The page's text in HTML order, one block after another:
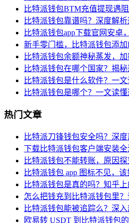
比特派钱包BTM充值提现遇
比特派钱包靠谱吗？深度解
比特派钱包app下载官网安卓
新手零门槛，比特派钱包添
比特派钱包余额神秘蒸发，
比特派钱包在哪个国家？揭
比特派钱包是什么软件？一
比特派钱包是哪个？一文读
热门文章
比特派刀锋钱包安全吗？深
下载比特派钱包客户端安装
比特派钱包不能转账，原因
比特派钱包 app 图标不见，该
比特派钱包是真的吗？知乎
怎么把钱充到比特派钱包里？
比特派钱包能被追踪么？深
欧易转 USDT 到比特派钱包